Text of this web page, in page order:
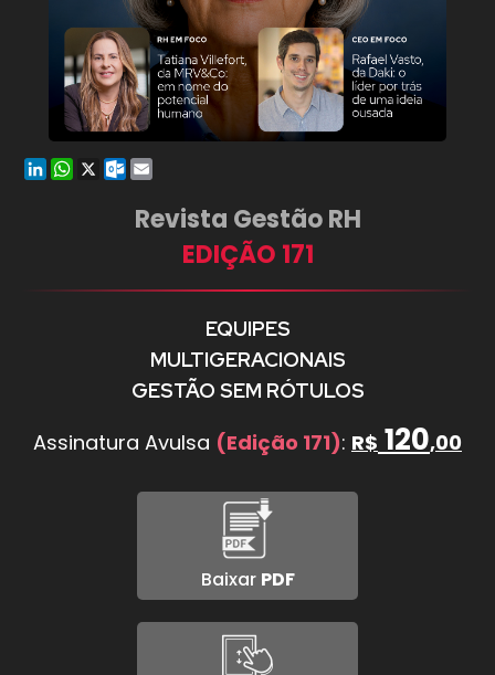
LinkedInWhatsApp
X Outlook.com
Revista Gestão RH
EDIÇÃO 171
EQUIPES
MULTIGERACIONAIS
GESTÃO SEM RÓTULOS
Assinatura Avulsa (Edição 171): R$ 120,00
Baixar PDF